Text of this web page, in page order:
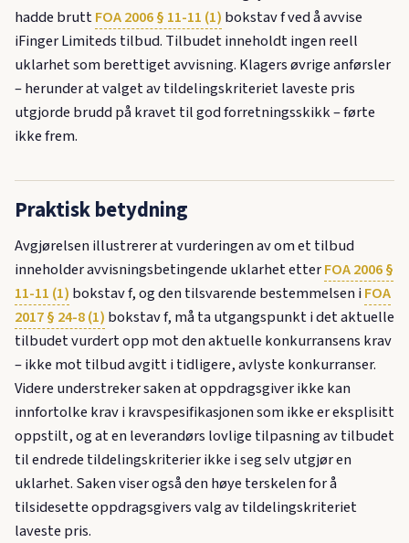
hadde bruttFOA 2006 § 11-11 (1) bokstav f ved å avvise
iFinger Limiteds tilbud. Tilbudet inneholdt ingen reell
uklarhet som berettiget avvisning. Klagers øvrige anførsler
– herunder at valget av tildelingskriteriet laveste pris
utgjorde brudd på kravet til god forretningsskikk – førte
ikke frem.
Praktisk betydning
Avgjørelsen illustrerer at vurderingen av om et tilbud
inneholder avvisningsbetingende uklarhet etterFOA 2006 §
11-11 (1) bokstav f, og den tilsvarende bestemmelsen iFOA
2017 § 24-8 (1) bokstav f, må ta utgangspunkt i det aktuelle
tilbudet vurdert opp mot den aktuelle konkurransens krav
– ikke mot tilbud avgitt i tidligere, avlyste konkurranser.
Videre understreker saken at oppdragsgiver ikke kan
innfortolke krav i kravspesifikasjonen som ikke er eksplisitt
oppstilt, og at en leverandørs lovlige tilpasning av tilbudet
til endrede tildelingskriterier ikke i seg selv utgjør en
uklarhet. Saken viser også den høye terskelen for å
tilsidesette oppdragsgivers valg av tildelingskriteriet
laveste pris.